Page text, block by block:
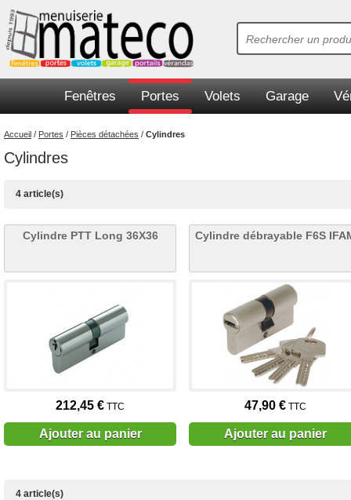
Fenêtres Portes Volets Garage
Accueil / Portes / Pièces détachées / Cylindres
Cylindres
4 article(s)
Cylindre PTT Long 36X36
212,45 € TTC
Ajouter au panier
Cylindre débrayable F6S
47,90 €TTC
Ajouter au panier
4 article(s)